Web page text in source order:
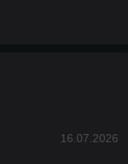
16.07.2026